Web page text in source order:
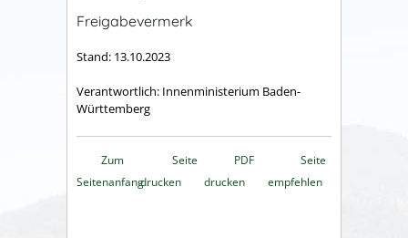
Freigabevermerk
Stand: 13.10.2023
Verantwortlich: Innenministerium Baden-
Württemberg
Zum
Seitenanfang
Seite
drucken
PDF
drucken
Seite
empfehlen